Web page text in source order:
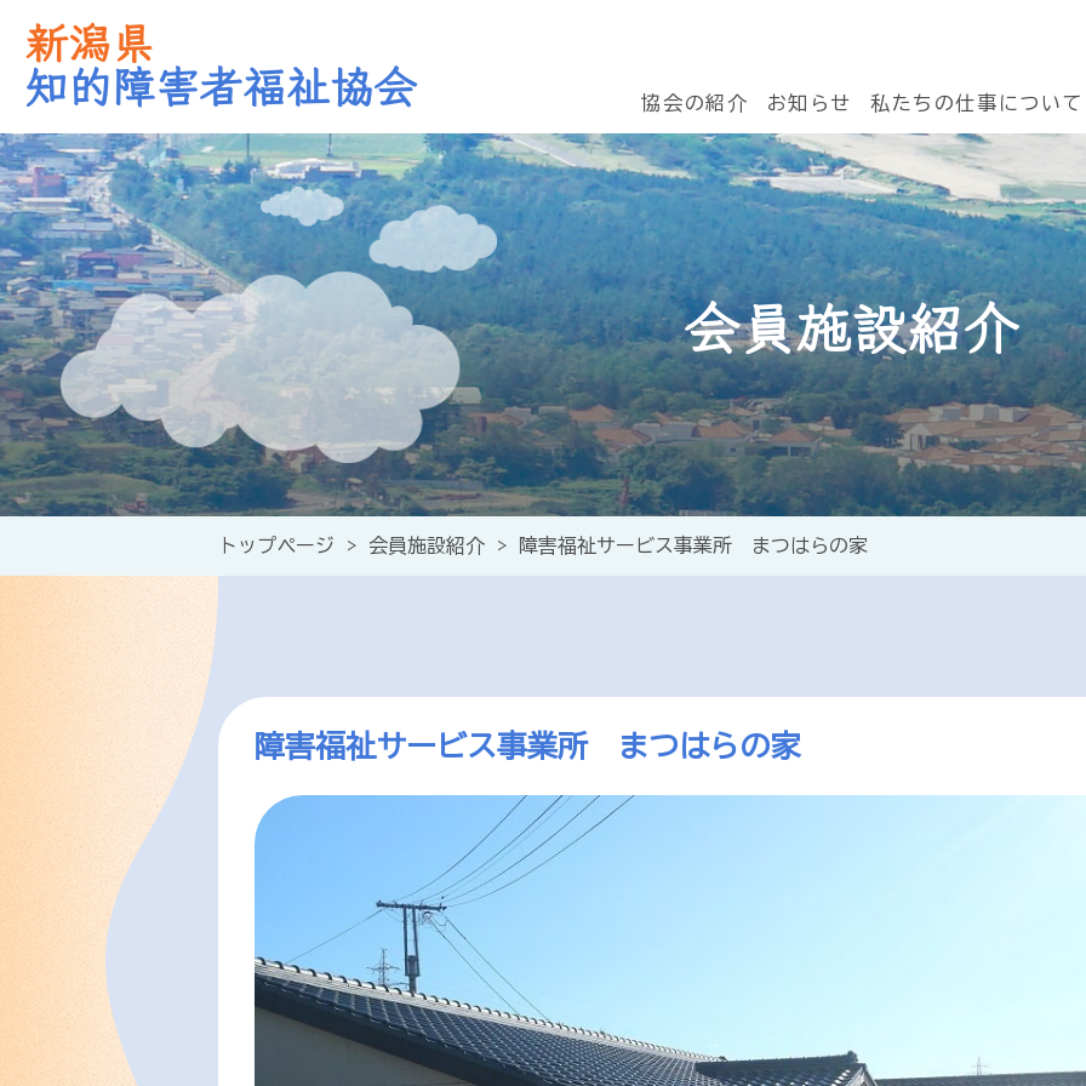
新潟県
知的障害者福祉協会 協会の紹介 お知らせ 私たちの仕事について
会員施設紹介
トップページ > 会員施設紹介 > 障害福祉サービス事業所 まつはらの家
障害福祉サービス事業所 まつはらの家